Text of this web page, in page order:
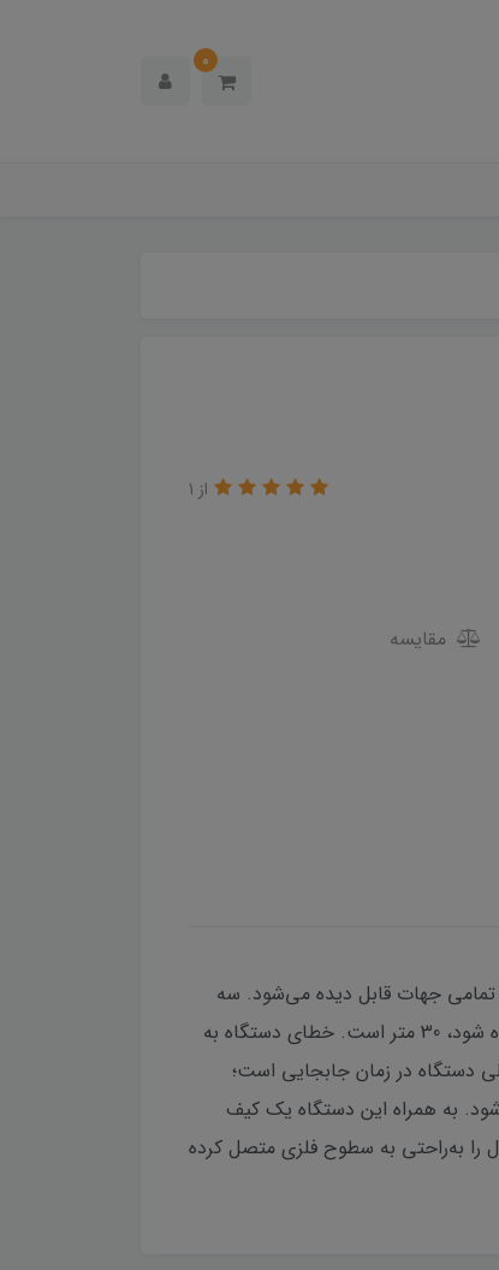
0
از 1
مقایسه
تمامی جهات قابل دیده می‌شود. سه
خط لیزر این تراز، هم در راستای افق و هم در راستای عمود قرار می‌گیرند. حداکثر برد این دستگاه، تا جایی که خط لیزر دیده شود، 30 متر است. خطای دستگاه به
داخلی دستگاه در زمان جابجایی است؛
به همراه این دستگاه یک کیف
به‌راحتی به سطوح فلزی متصل کرده